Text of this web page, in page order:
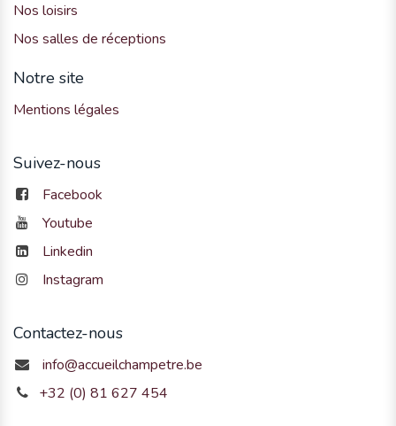
Nos loisirs
Nos salles de réceptions
Notre site
Mentions légales
Suivez-nous
Facebook
Youtube
Linkedin
Instagram
Contactez-nous
info@accueilchampetre.be
+32 (0) 81 627 454